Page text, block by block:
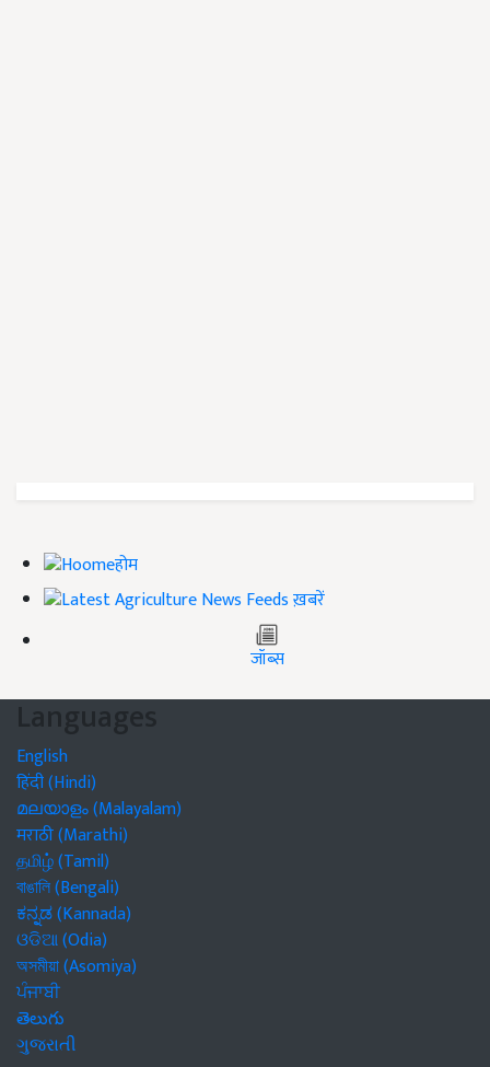
होम
ख़बरें
जॉब्स
Languages
English
हिंदी (Hindi)
മലയാളം (Malayalam)
मराठी (Marathi)
தமிழ் (Tamil)
বাঙালি (Bengali)
ಕನ್ನಡ (Kannada)
ଓଡିଆ (Odia)
অসমীয়া (Asomiya)
ਪੰਜਾਬੀ
తెలుగు
ગુજરાતી